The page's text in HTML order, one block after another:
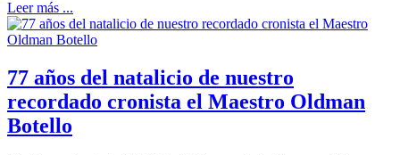
Leer más ...
77 años del natalicio de nuestro
recordado cronista el Maestro Oldman
Botello